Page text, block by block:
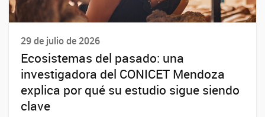
29 de julio de 2026
Ecosistemas del pasado: una
investigadora del CONICET Mendoza
explica por qué su estudio sigue siendo
clave